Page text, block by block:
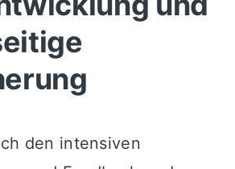
den intensiven